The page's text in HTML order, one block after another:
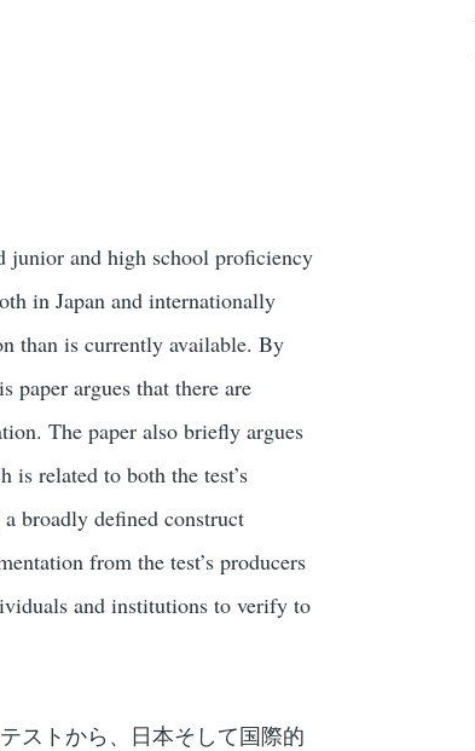
junior and high school proficiency
in Japan and internationally
than is currently available. By
paper argues that there are
The paper also briefly argues
is related to both the test’s
broadly defined construct
from the test’s producers
and institutions to verify to
ストから、日本そして国際的